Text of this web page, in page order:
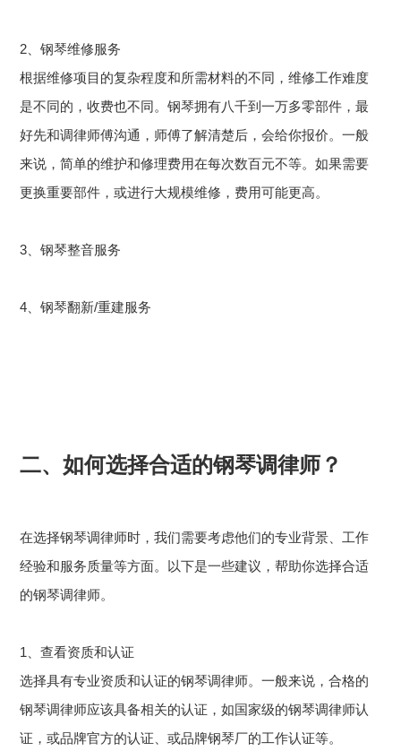
2、钢琴维修服务
根据维修项目的复杂程度和所需材料的不同，维修工作难度
是不同的，收费也不同。钢琴拥有八千到一万多零部件，最
好先和调律师傅沟通，师傅了解清楚后，会给你报价。一般
来说，简单的维护和修理费用在每次数百元不等。如果需要
更换重要部件，或进行大规模维修，费用可能更高。
3、钢琴整音服务
4、钢琴翻新/重建服务
二、如何选择合适的钢琴调律师？
在选择钢琴调律师时，我们需要考虑他们的专业背景、工作
经验和服务质量等方面。以下是一些建议，帮助你选择合适
的钢琴调律师。
1、查看资质和认证
选择具有专业资质和认证的钢琴调律师。一般来说，合格的
钢琴调律师应该具备相关的认证，如国家级的钢琴调律师认
证，或品牌官方的认证、或品牌钢琴厂的工作认证等。